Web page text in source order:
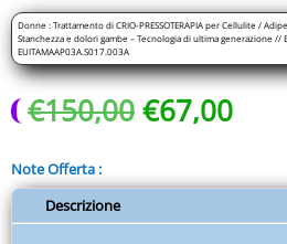
Adipe
Ritenzione
idrica
/
tessuti
/
Stanchezza
Donne : Trattamento di CRIO-PRESSOTERAPIA per Cellulite /
Stanchezza e dolori gambe – Tecnologia di ultima generazione //
EUITAMAAP03A.S017.003A
€150,00Il
prezzo
era:
€67,00Il
è:
Note Offerta :
Descrizione